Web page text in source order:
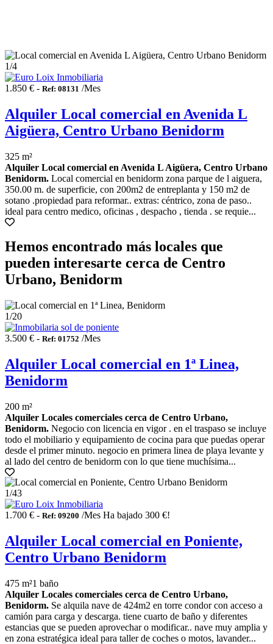
1/4
1.850 € - Ref: 08131 /Mes
Alquiler Local comercial en Avenida L
Aigüera, Centro Urbano Benidorm
325 m²
Alquiler Local comercial en Avenida L Aigüera, Centro Urbano
Benidorm. Local comercial en benidorm zona parque de l aiguera,
350.00 m. de superficie, con 200m2 de entreplanta y 150 m2 de
sotano .propiedad para reformar.. extras: céntrico, zona de paso..
ideal para centro medico, oficinas , despacho , tienda . se requie...
Hemos encontrado más locales que
pueden interesarte cerca de Centro
Urbano, Benidorm
1/20
3.500 € - Ref: 01752 /Mes
Alquiler Local comercial en 1ª Linea,
Benidorm
200 m²
Alquiler Locales comerciales cerca de Centro Urbano,
Benidorm. Negocio con licencia en vigor . en el traspaso se incluye
todo el mobiliario y equipamiento de cocina para que puedas operar
desde el primer minuto. negocio en primera linea de playa levante y
al lado del centro de benidorm con lo que tiene muchísima...
1/43
1.700 € - Ref: 09200 /Mes Ha bajado 300 €!
Alquiler Local comercial en Poniente,
Centro Urbano Benidorm
475 m²1 baño
Alquiler Locales comerciales cerca de Centro Urbano,
Benidorm. Se alquila nave de 424m2 en torre condor con acceso a
camión para carga y descarga. tiene cuarto de baño y diferentes
estancias que se pueden aprovechar o modificar.. nave muy amplia y
en zona estratégica ideal para taller de coches o motos, lavander...